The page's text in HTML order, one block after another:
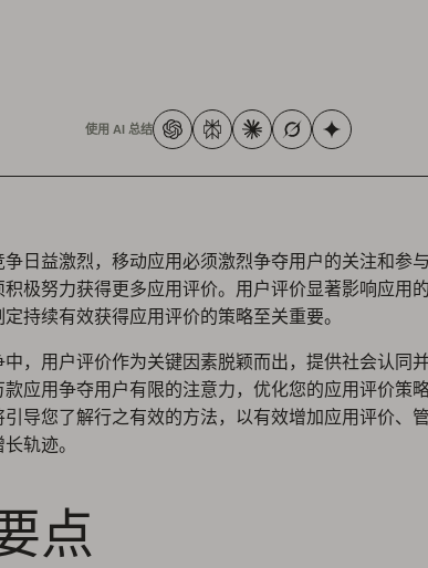
使用 AI 总结
争日益激烈，移动应用必须激烈争夺用户的关注和参
积极努力获得更多应用评价。用户评价显著影响应用
持续有效获得应用评价的策略至关重要。
，用户评价作为关键因素脱颖而出，提供社会认同
款应用争夺用户有限的注意力，优化您的应用评价策
引导您了解行之有效的方法，以有效增加应用评价、
轨迹。
点